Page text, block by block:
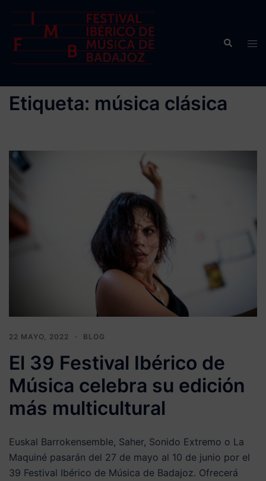
contenido
Buscar
Etiqueta: música clásica
22 MAYO, 2022 BLOG
El 39 Festival Ibérico de
Música celebra su edición
más multicultural
Euskal Barrokensemble, Saher, Sonido Extremo o La
Maquiné pasarán del 27 de mayo al 10 de junio por el
39 Festival Ibérico de Música de Badajoz. Ofrecerá